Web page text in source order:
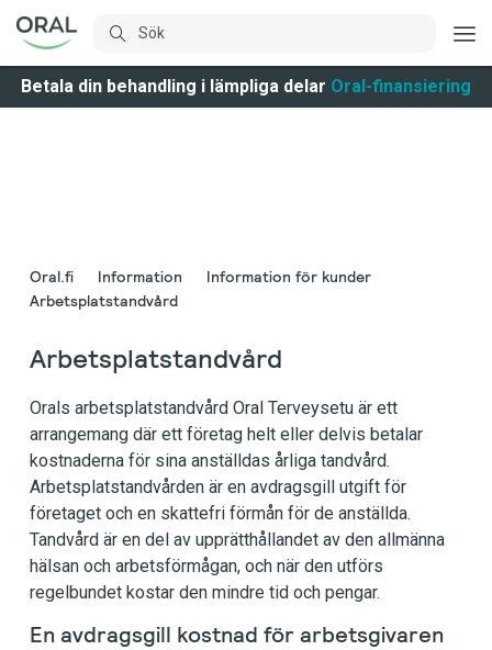
Betala din behandling i lämpliga delar Oral-finansiering
Oral.fi Information
Information för kunder
Arbetsplatstandvård
Arbetsplatstandvård
Orals arbetsplatstandvård Oral Terveysetu är ett
arrangemang där ett företag helt eller delvis betalar
kostnaderna för sina anställdas årliga tandvård.
Arbetsplatstandvården är en avdragsgill utgift för
företaget och en skattefri förmån för de anställda.
Tandvård är en del av upprätthållandet av den allmänna
hälsan och arbetsförmågan, och när den utförs
regelbundet kostar den mindre tid och pengar.
En avdragsgill kostnad för arbetsgivaren